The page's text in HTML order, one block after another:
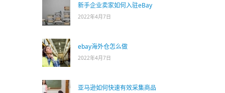
新手企业卖家如何入驻eBay
2022年4月7日
ebay海外仓怎么做
2022年4月7日
亚马逊如何快速有效采集商品